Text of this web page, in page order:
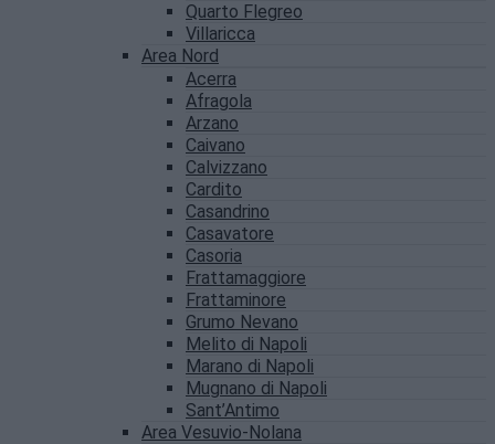
Quarto Flegreo
Villaricca
Area Nord
Acerra
Afragola
Arzano
Caivano
Calvizzano
Cardito
Casandrino
Casavatore
Casoria
Frattamaggiore
Frattaminore
Grumo Nevano
Melito di Napoli
Marano di Napoli
Mugnano di Napoli
Sant’Antimo
Area Vesuvio-Nolana